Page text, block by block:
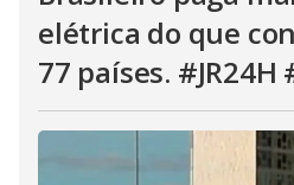
elétrica do que
77 países. #JR24H